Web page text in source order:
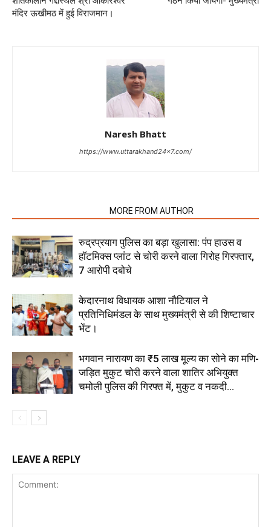
मंदिर ऊखीमठ में हुई विराजमान।
Naresh Bhatt
https://www.uttarakhand24x7.com/
MORE FROM AUTHOR
रुद्रप्रयाग पुलिस का बड़ा खुलासा: पंप हाउस व
हॉटमिक्स प्लांट से चोरी करने वाला गिरोह गिरफ्तार,
7 आरोपी दबोचे
केदारनाथ विधायक आशा नौटियाल ने
प्रतिनिधिमंडल के साथ मुख्यमंत्री से की शिष्टाचार
भेंट।
भगवान नारायण का ₹5 लाख मूल्य का सोने का मणि-
जड़ित मुकुट चोरी करने वाला शातिर अभियुक्त
चमोली पुलिस की गिरफ्त में, मुकुट व नकदी...
LEAVE A REPLY